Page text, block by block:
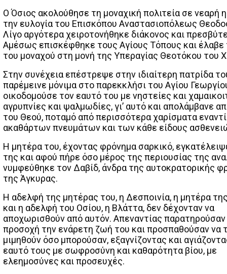
Ο Όσιος ακολούθησε τη μοναχική πολιτεία σε νεαρή
την ευλογία του Επισκόπου Αναστασιοπόλεως
Λίγο αργότερα χειροτονήθηκε διάκονος και
Αμέσως επισκέφθηκε τους Αγίους Τόπους και έλαβε
του μοναχού στη μονή της Υπεραγίας Θεοτόκου του
Στην συνέχεια επέστρεψε στην ιδιαίτερη πατρίδα
παρέμεινε μόνιμα στο παρεκκλήσι του Αγίου
οικοδομούσε τον εαυτό του με νηστείες και
αγρυπνίες και ψαλμωδίες, γι’ αυτό και απολάμβανε
του Θεού, ποταμό από περισσότερα χαρίσματα
ακαθάρτων πνευμάτων και των κάθε είδους
Η μητέρα του, έχοντας φρόνημα σαρκικό,
της και αφού πήρε όσο μέρος της περιουσίας της
νυμφεύθηκε τον Δαβίδ, άνδρα της αυτοκρατορικής
της Άγκυρας.
Η αδελφή της μητέρας του, η Δεσποινία, η μητέρα
και η αδελφή του Οσίου, η Βλάττα, δεν δέχονταν να
αποχωρισθούν από αυτόν. Απεναντίας
προσοχή την ενάρετη ζωή του και προσπαθούσαν να
μιμηθούν όσο μπορούσαν, εξαγνίζοντας και
εαυτό τους με σωφροσύνη και καθαρότητα βίου, με
ελεημοσύνες και προσευχές.